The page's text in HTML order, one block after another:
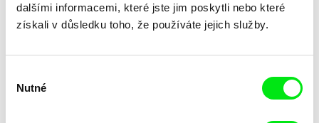
dalšími informacemi, které jste jim poskytli nebo které
získali v důsledku toho, že používáte jejich služby.
souhlasu
Nutné
Laila Pakalniņa